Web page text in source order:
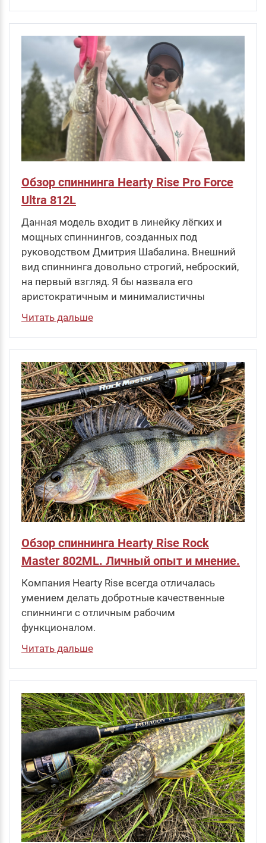
Обзор спиннинга Hearty Rise Pro Force
Ultra 812L
Данная модель входит в линейку лёгких и
мощных спиннингов, созданных под
руководством Дмитрия Шабалина. Внешний
вид спиннинга довольно строгий, неброский,
на первый взгляд. Я бы назвала его
аристократичным и минималистичны
Читать дальше
Обзор спиннинга Hearty Rise Rock
Master 802ML. Личный опыт и мнение.
Компания Hearty Rise всегда отличалась
умением делать добротные качественные
спиннинги с отличным рабочим
функционалом.
Читать дальше